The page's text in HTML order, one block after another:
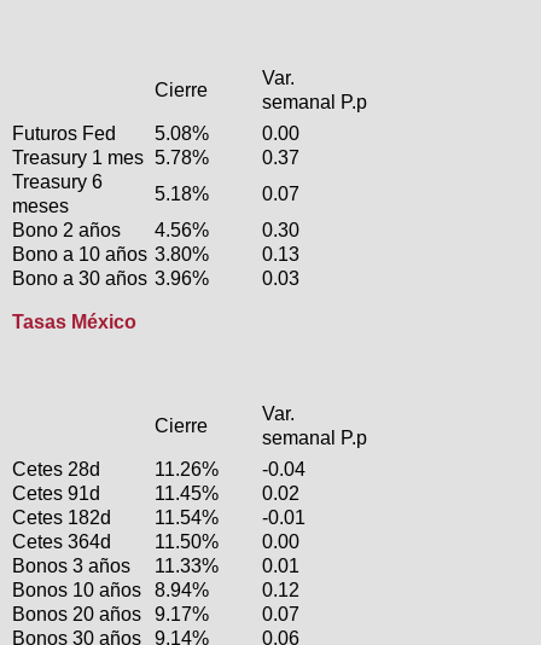
Cierre
Var.
semanal P.p
Futuros Fed
5.08%
0.00
Treasury 1 mes 5.78%
0.37
Treasury 6
meses
5.18%
0.07
Bono 2 años
4.56%
0.30
Bono a 10 años 3.80%
0.13
Bono a 30 años 3.96% 0.03
Tasas México
Cierre
Var.
semanal P.p
Cetes 28d
11.26%
-0.04
Cetes 91d
11.45%
0.02
Cetes 182d
11.54%
-0.01
Cetes 364d
11.50%
0.00
Bonos 3 años
11.33%
0.01
Bonos 10 años
8.94%
0.12
Bonos 20 años
9.17%
0.07
Bonos 30 años
9.14%
0.06